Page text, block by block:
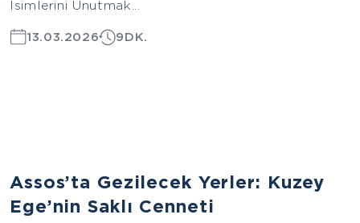
Isimlerini Unutmak...
13.03.2026 9DK.
Assos’ta Gezilecek Yerler: Kuzey
Ege’nin Saklı Cenneti